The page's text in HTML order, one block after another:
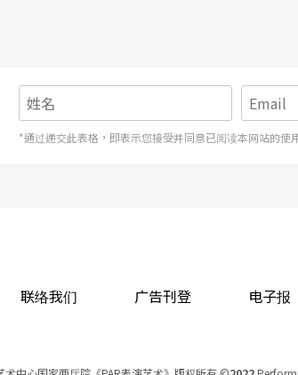
*通过递交此表格，即表示您接受并同意已阅读本网站的使
联络我们 广告刊登 电子报